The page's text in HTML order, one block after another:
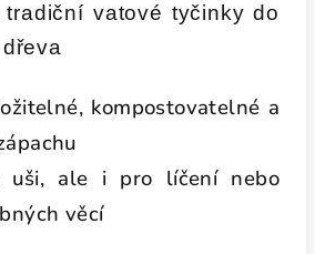
vatové tyčinky do
kompostovatelné a
uši, ale i pro líčení nebo
věcí